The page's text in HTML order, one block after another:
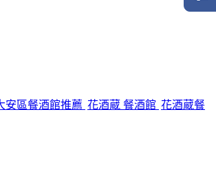
安區餐酒館推薦 花酒蔵 餐酒館 花酒蔵餐